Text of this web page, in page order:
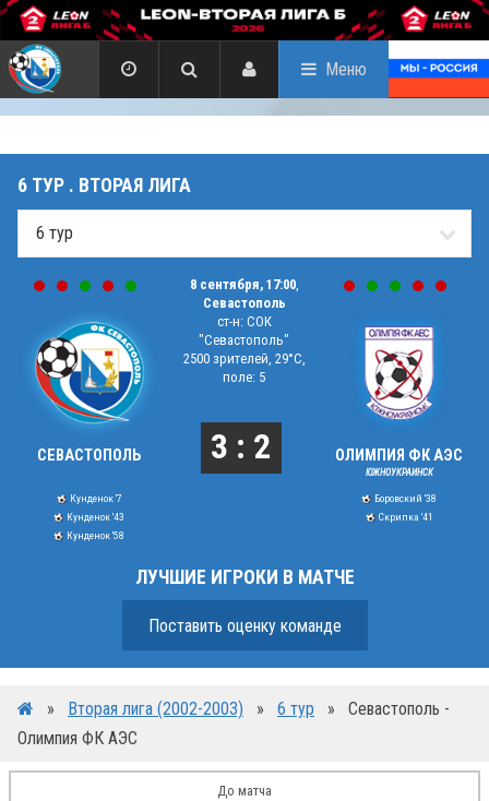
Меню
6 ТУР . ВТОРАЯ ЛИГА
СЕВАСТОПОЛЬ
Кунденок '7
Кунденок '43
Кунденок '58
8 сентября, 17:00,
Севастополь
ст-н: СОК
"Севастополь"
2500 зрителей, 29°C,
поле: 5
3 : 2 ОЛИМПИЯ ФК АЭС
ЮЖНОУКРАИНСК
Боровский '38
Скрипка '41
ЛУЧШИЕ ИГРОКИ В МАТЧЕ
Поставить оценку команде
» Вторая лига (2002-2003) » 6 тур »
Севастополь -
Олимпия ФК АЭС
До матча